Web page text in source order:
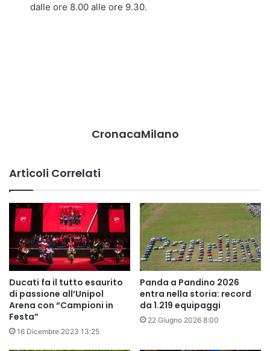
dalle ore 8.00 alle ore 9.30.
CronacaMilano
Articoli Correlati
Ducati fa il tutto esaurito
di passione all’Unipol
Arena con “Campioni in
Festa”
16 Dicembre 2023 13:25
Panda a Pandino 2026
entra nella storia: record
da 1.219 equipaggi
22 Giugno 2026 8:00